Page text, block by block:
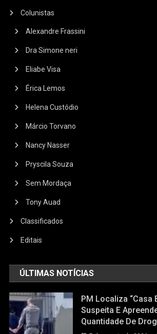
Colunistas
Alexandre Frassini
Dra Simone neri
Eliabe Visa
Érica Lemos
Helena Custódio
Márcio Torvano
Nancy Nasser
Pryscila Souza
Sem Mordaça
Tony Auad
Classificados
Editais
ÚLTIMAS NOTÍCIAS
PM Localiza “casa
Suspeita E
Quantidade De